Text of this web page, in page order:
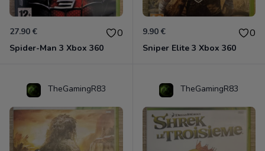
27.90 € 0
Spider-Man 3 Xbox 360
9.90 € 0
Sniper Elite 3 Xbox 360
TheGamingR83 TheGamingR83